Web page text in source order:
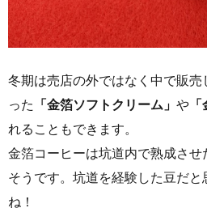
冬期は売店の外ではなく中で販
った 「金箔ソフトクリーム」 や
れることもできます。
金箔コーヒーは坑道内で熟成さ
そうです。坑道を経験した豆だ
ね！